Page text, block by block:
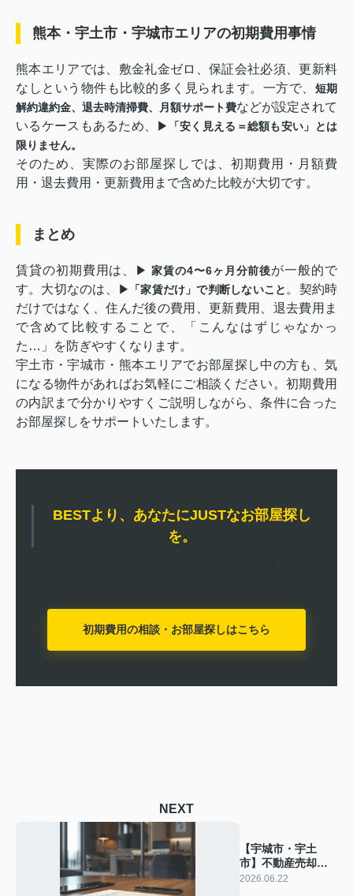
熊本・宇土市・宇城市エリアの初期費用事情
熊本エリアでは、敷金礼金ゼロ、保証会社必須、更新料
なしという物件も比較的多く見られます。一方で、 短期
解約違約金、退去時清掃費、月額サポート費などが設定されて
いるケースもあるため、
▶「安く見える＝総額も安い」とは
限りません。
そのため、実際のお部屋探しでは、初期費用・月額費
用・退去費用・更新費用まで含めた比較が大切です。
まとめ
賃貸の初期費用は、 ▶ 家賃の4〜6ヶ月分前後が一般的で
す。大切なのは、
▶「家賃だけ」で判断しないこと 。契約時
だけではなく、住んだ後の費用、更新費用、退去費用ま
で含めて比較することで、「こんなはずじゃなかっ
た…」を防ぎやすくなります。
宇土市・宇城市・熊本エリアでお部屋探し中の方も、気
になる物件があればお気軽にご相談ください。初期費用
の内訳まで分かりやすくご説明しながら、条件に合った
お部屋探しをサポートいたします。
BESTより、あなたにJUSTなお部屋探し
を。
初期費用の相談・お部屋探しはこちら
NEXT
【宇城市・宇土
市】不動産売却・
査定なら不動産
2026.06.22